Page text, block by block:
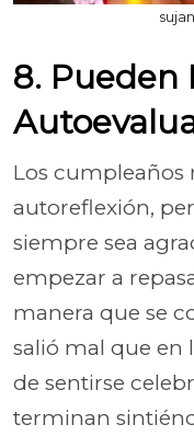
8. Pueden
Los
autoreflexión,
siempre sea
empezar a
manera que se
salió mal que en
de sentirse
terminan